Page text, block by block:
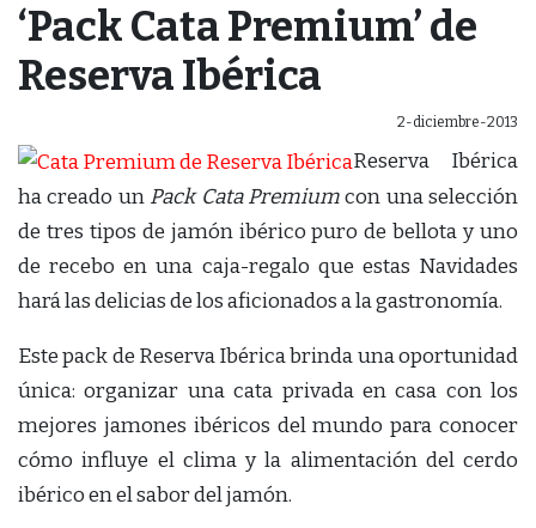
‘Pack Cata Premium’ de
Reserva Ibérica
2-diciembre-2013
Reserva Ibérica
ha creado un Pack Cata Premiumcon una selección
de tres tipos de jamón ibérico puro de bellota y uno
de recebo en una caja-regalo que estas Navidades
hará las delicias de los aficionados a la gastronomía.
Este pack de Reserva Ibérica brinda una oportunidad
única: organizar una cata privada en casa con los
mejores jamones ibéricos del mundo para conocer
cómo influye el clima y la alimentación del cerdo
ibérico en el sabor del jamón.